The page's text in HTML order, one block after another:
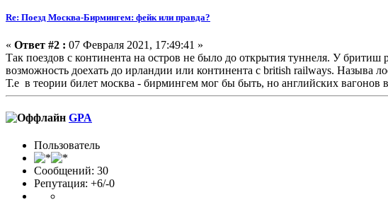
Re: Поезд Москва-Бирмингем: фейк или правда?
« Ответ #2 : 07 Февраля 2021, 17:49:41 »
Так поездов с континента на остров не было до открытия туннеля. У
возможность доехать до ирландии или континента с british railways. Называ
Т.е в теории билет москва - бирмингем мог бы быть, но английских вагонов
GPA
Пользователь
Сообщений: 30
Репутация: +6/-0